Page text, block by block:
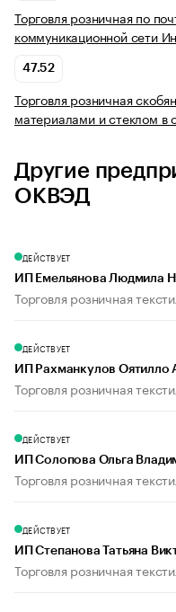
Торговля розничная по
коммуникационной сети
47.52
Торговля розничная
материалами и стеклом в
Другие
ОКВЭД
ДЕЙСТВУЕТ
ИП Емельянова Людмила
Торговля розничная
ДЕЙСТВУЕТ
ИП Рахманкулов Оятилло
Торговля розничная
ДЕЙСТВУЕТ
ИП Солопова Ольга
Торговля розничная
ДЕЙСТВУЕТ
ИП Степанова Татьяна
Торговля розничная